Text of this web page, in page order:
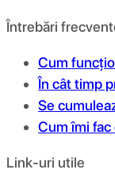
Întrebări
Cum
În cât timp
Se
Cum îmi fac
Link-uri utile